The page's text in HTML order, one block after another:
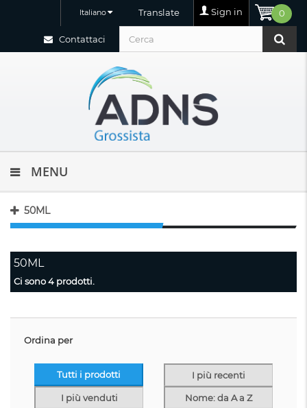
0
Sign in
Translate
Italiano
Contattaci
MENU
50ML
50ML
Ci sono 4 prodotti.
Ordina per
Tutti i prodotti I più recenti
I più venduti Nome: da A a Z